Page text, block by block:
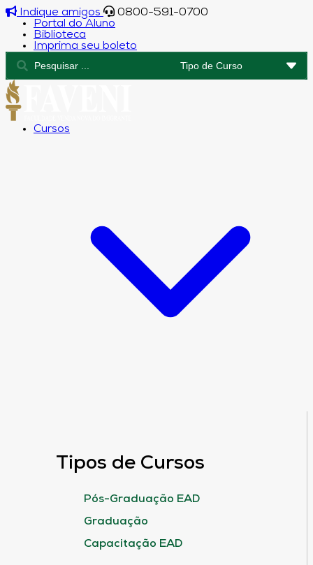
Indique amigos
0800-591-0700
Portal do Aluno
Biblioteca
Imprima seu boleto
Cursos
Tipos de Cursos
Pós-Graduação EAD
Graduação
Capacitação EAD